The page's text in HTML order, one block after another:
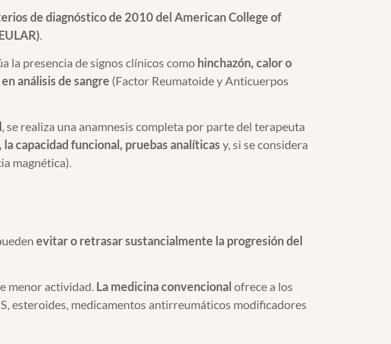
de diagnóstico de 2010 del American College of
.
la presencia de signos clínicos como hinchazón, calor o
análisis de sangre (Factor Reumatoide y Anticuerpos
, se realiza una anamnesis completa por parte del terapeuta
capacidad funcional, pruebas analíticas y, si se considera
magnética).
evitar o retrasar sustancialmente la progresión del
menor actividad. La medicina convencional ofrece a los
esteroides, medicamentos antirreumáticos modificadores